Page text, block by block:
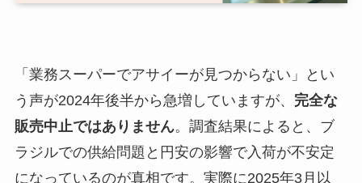
「業務スーパーでアサイーが見つからない」とい
う声が2024年後半から急増していますが、 完全な
販売中止ではありません。調査結果によると、ブ
ラジルでの供給問題と円安の影響で入荷が不安定
になっているのが真相です。実際に2025年3月以